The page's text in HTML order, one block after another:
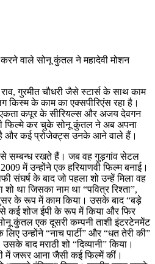
वाले सोनू कुंतल ने महादेवी मोशन
गुरमीत चौधरी जैसे स्टार्स के साथ काम
के काम का एक्सपीरिएंस रहा है।
कपूर के सीरियल्स और अजय देवगन
फिल्मे कर चुके सोनू कुंतल ने अब अपना
है और कई प्रोजेक्ट्स उनके आने वाले हैं।
से सम्बन्ध रखते हैं। जब वह गुड़गांव सेटल
में उन्होंने एक हरियाणवी फिल्म बनाई।
संघर्ष के बाद जो पहला शो उन्हें मिला वह
था जिसका नाम था “पवित्र रिश्ता”,
के रूप में काम किया। उसके बाद “बड़े
कई शोज ईपी के रूप में किया और फिर
कुंतल एक दूसरी कम्पनी ताशी इंटरटेनमेंट
उन्होंने “नाच पार्टी” और “धत तेरी की”
बाद मराठी शो “दिव्यानी” किया।
में जरूर आना जैसी कई फिल्में कीं।